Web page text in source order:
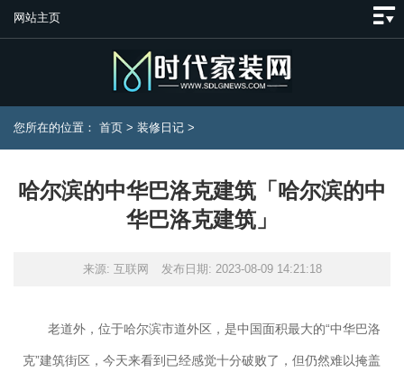
网站主页
您所在的位置： 首页 > 装修日记 >
哈尔滨的中华巴洛克建筑「哈尔滨的中
华巴洛克建筑」
来源: 互联网 发布日期: 2023-08-09 14:21:18
老道外，位于哈尔滨市道外区，是中国面积最大的“中华巴洛
克”建筑街区，今天来看到已经感觉十分破败了，但仍然难以掩盖